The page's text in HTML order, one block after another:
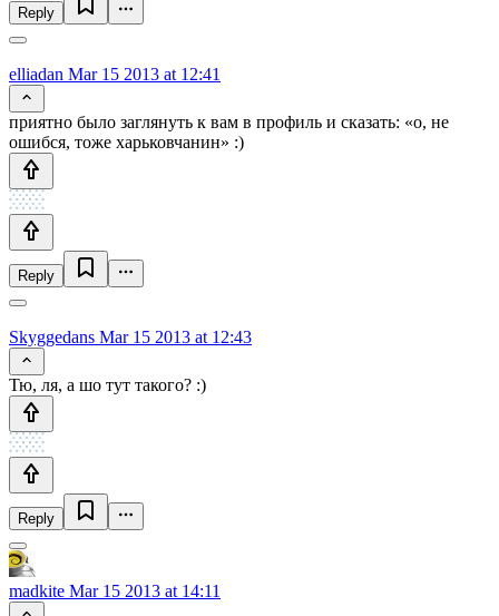
Reply
elliadan Mar 15 2013 at 12:41
приятно было заглянуть к вам в профиль и сказать: «о, не
ошибся, тоже харьковчанин» :)
Reply
Skyggedans Mar 15 2013 at 12:43
Тю, ля, а шо тут такого? :)
Reply
madkite Mar 15 2013 at 14:11